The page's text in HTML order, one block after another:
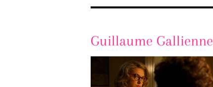
Scroll
content
Guillaume Gallienne